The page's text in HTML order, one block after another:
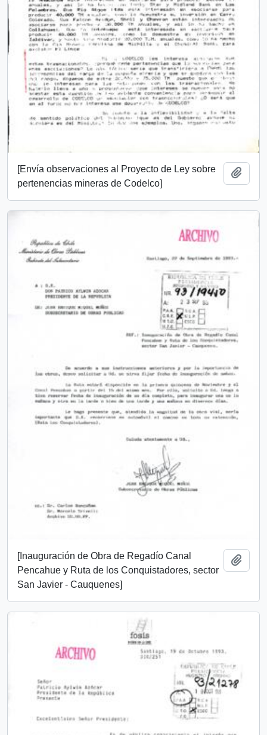
[Envía observaciones al Proyecto de Ley sobre
pertenencias mineras de Codelco]
[Inauguración de Obra de Regadío Canal
Pencahue y Ruta de los Conquistadores, sector
San Javier - Cauquenes]